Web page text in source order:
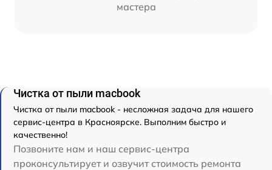
мастера
Чистка от пыли macbook
Чистка от пыли macbook - несложная задача для нашего
сервис-центра в Красноярске. Выполним быстро и
качественно!
Позвоните нам и наш сервис-центра
проконсультирует и озвучит стоимость ремонта